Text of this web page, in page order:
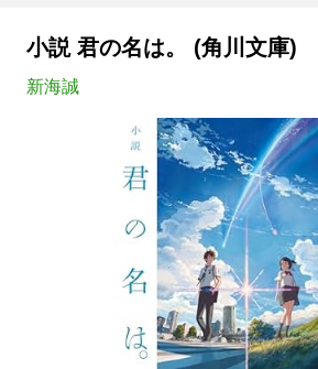
小説 君の名は。 (角川文庫)
新海誠